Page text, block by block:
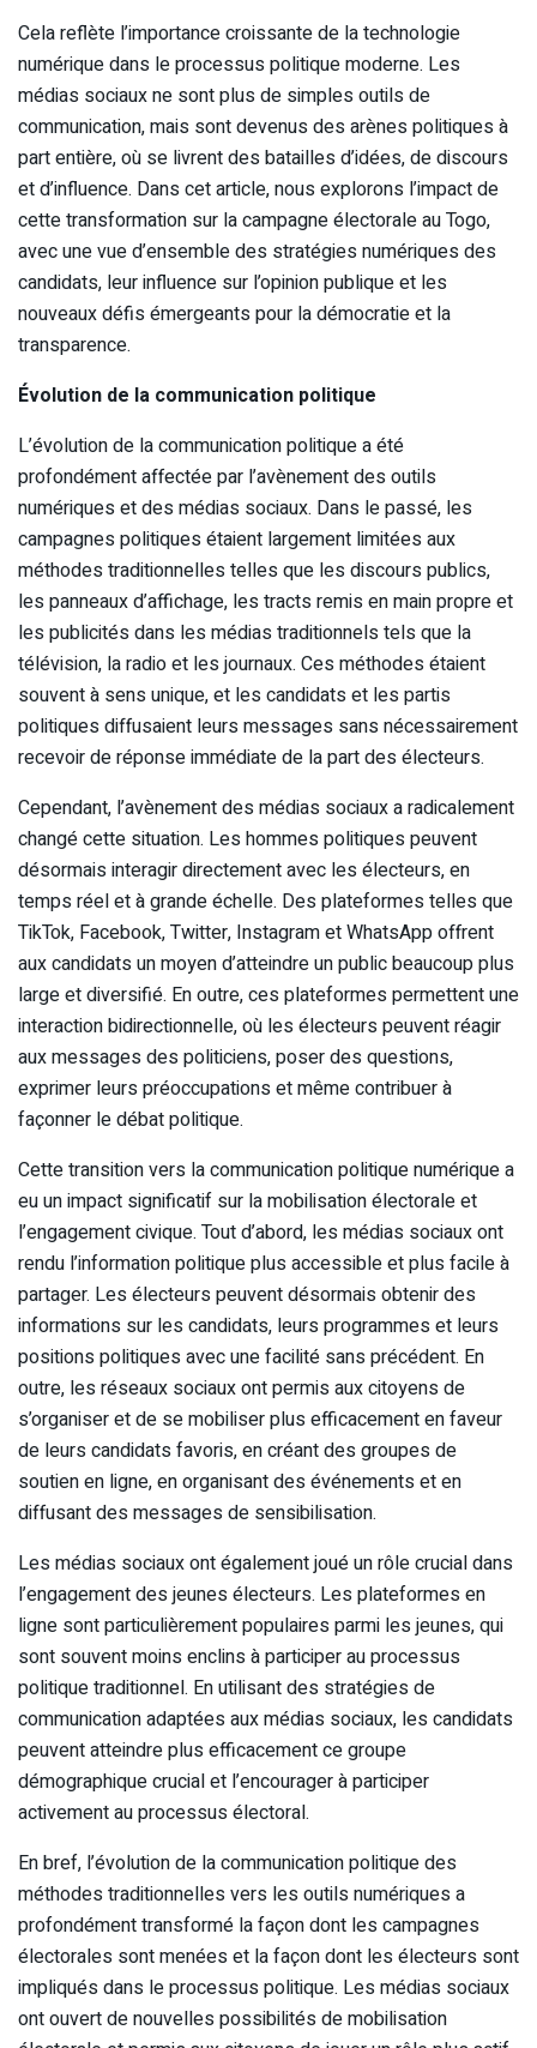
Cela reflète l’importance croissante de la technologie
numérique dans le processus politique moderne. Les
médias sociaux ne sont plus de simples outils de
communication, mais sont devenus des arènes politiques à
part entière, où se livrent des batailles d’idées, de discours
et d’influence. Dans cet article, nous explorons l’impact de
cette transformation sur la campagne électorale au Togo,
avec une vue d’ensemble des stratégies numériques des
candidats, leur influence sur l’opinion publique et les
nouveaux défis émergeants pour la démocratie et la
transparence.
Évolution de la communication politique
L’évolution de la communication politique a été
profondément affectée par l’avènement des outils
numériques et des médias sociaux. Dans le passé, les
campagnes politiques étaient largement limitées aux
méthodes traditionnelles telles que les discours publics,
les panneaux d’affichage, les tracts remis en main propre et
les publicités dans les médias traditionnels tels que la
télévision, la radio et les journaux. Ces méthodes étaient
souvent à sens unique, et les candidats et les partis
politiques diffusaient leurs messages sans nécessairement
recevoir de réponse immédiate de la part des électeurs.
Cependant, l’avènement des médias sociaux a radicalement
changé cette situation. Les hommes politiques peuvent
désormais interagir directement avec les électeurs, en
temps réel et à grande échelle. Des plateformes telles que
TikTok, Facebook, Twitter, Instagram et WhatsApp offrent
aux candidats un moyen d’atteindre un public beaucoup plus
large et diversifié. En outre, ces plateformes permettent une
interaction bidirectionnelle, où les électeurs peuvent réagir
aux messages des politiciens, poser des questions,
exprimer leurs préoccupations et même contribuer à
façonner le débat politique.
Cette transition vers la communication politique numérique a
eu un impact significatif sur la mobilisation électorale et
l’engagement civique. Tout d’abord, les médias sociaux ont
rendu l’information politique plus accessible et plus facile à
partager. Les électeurs peuvent désormais obtenir des
informations sur les candidats, leurs programmes et leurs
positions politiques avec une facilité sans précédent. En
outre, les réseaux sociaux ont permis aux citoyens de
s’organiser et de se mobiliser plus efficacement en faveur
de leurs candidats favoris, en créant des groupes de
soutien en ligne, en organisant des événements et en
diffusant des messages de sensibilisation.
Les médias sociaux ont également joué un rôle crucial dans
l’engagement des jeunes électeurs. Les plateformes en
ligne sont particulièrement populaires parmi les jeunes, qui
sont souvent moins enclins à participer au processus
politique traditionnel. En utilisant des stratégies de
communication adaptées aux médias sociaux, les candidats
peuvent atteindre plus efficacement ce groupe
démographique crucial et l’encourager à participer
activement au processus électoral.
En bref, l’évolution de la communication politique des
méthodes traditionnelles vers les outils numériques a
profondément transformé la façon dont les campagnes
électorales sont menées et la façon dont les électeurs sont
impliqués dans le processus politique. Les médias sociaux
ont ouvert de nouvelles possibilités de mobilisation